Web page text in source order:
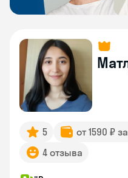
5 от 1590 ₽
4 отзыва